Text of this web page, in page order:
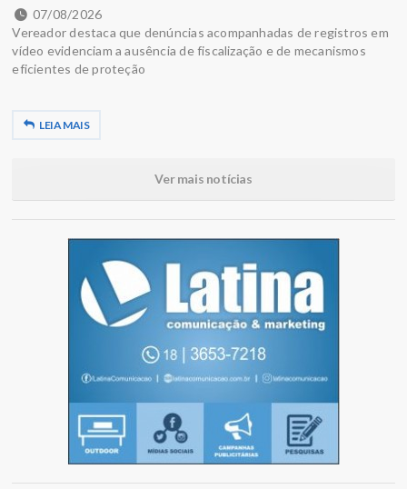
07/08/2026
Vereador destaca que denúncias acompanhadas de registros em
vídeo evidenciam a ausência de fiscalização e de mecanismos
eficientes de proteção
LEIA MAIS
Ver mais notícias